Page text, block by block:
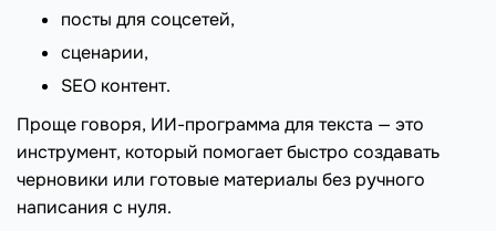
посты для соцсетей,
сценарии,
SEO контент.
Проще говоря, ИИ-программа для текста — это
инструмент, который помогает быстро создавать
черновики или готовые материалы без ручного
написания с нуля.